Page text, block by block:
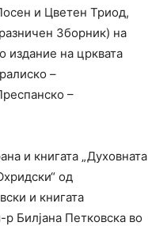
и Цветен Триод,
Зборник) на
издание на црквата
–
–
и книгата „Духовната
од
и книгата
Билјана Петковска во